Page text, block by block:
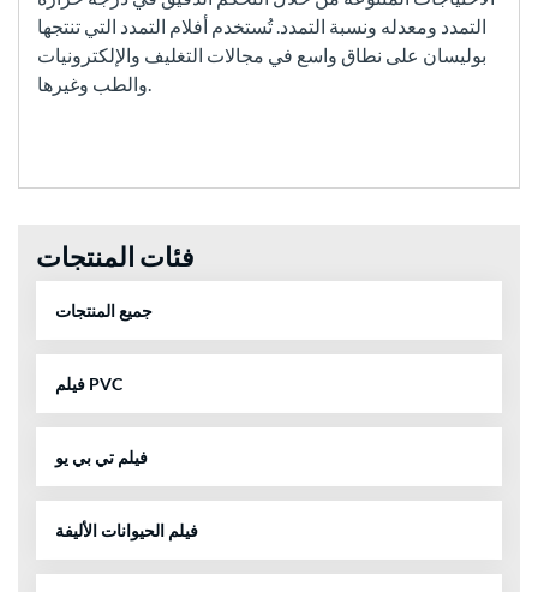
التمدد ومعدله ونسبة التمدد. تُستخدم أفلام التمدد التي تنتجها
بوليسان على نطاق واسع في مجالات التغليف والإلكترونيات
والطب وغيرها.
فئات المنتجات
جميع المنتجات
فيلم PVC
فيلم تي بي يو
فيلم الحيوانات الأليفة